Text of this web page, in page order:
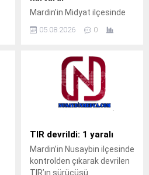
Mardin’in Midyat ilçesinde
korkulukları arasına kafası
Ahmet Akkuş’un
müdahalesiyle kurtarıldı.
Olay, akşam saatlerinde
Cumhuriyet Mahallesi’nde
meydana geldi.Akrabalarını
çocuk, pencerenin demir
korkulukları arasına kafasını
sokunca sıkışarak mahsur
kaldı. Çocuğun ağlama
05.08.2026 0
TIR devrildi: 1 yaralı
Mardin’in Nusaybin ilçesinde
kontrolden çıkarak devrilen
TIR’ın sürücüsü